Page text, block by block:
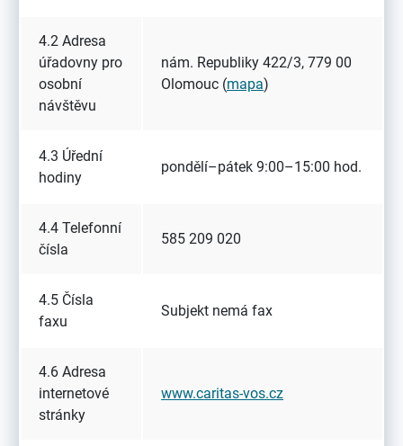
4.2 Adresa
úřadovny pro
osobní
návštěvu
nám. Republiky 422/3, 779 00
Olomouc (mapa)
4.3 Úřední
hodiny
pondělí–pátek 9:00–15:00 hod.
4.4 Telefonní
čísla
585 209 020
4.5 Čísla
faxu
Subjekt nemá fax
4.6 Adresa
internetové
stránky
www.caritas-vos.cz